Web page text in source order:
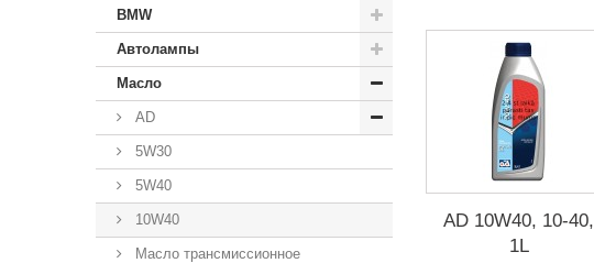
BMW
Автолампы
Масло
AD
5W30
5W40
10W40
Масло трансмиссионное
AD 10W40, 10-40,
1L